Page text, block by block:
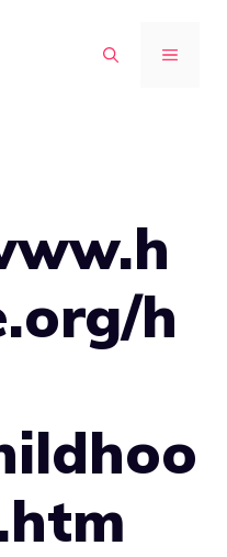
MENIU
h